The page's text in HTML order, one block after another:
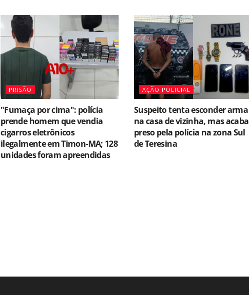
PRISÃO
"Fumaça por cima": polícia
prende homem que vendia
cigarros eletrônicos
ilegalmente em Timon-MA; 128
unidades foram apreendidas
AÇÃO POLICIAL
Suspeito tenta esconder arma
na casa de vizinha, mas acaba
preso pela polícia na zona Sul
de Teresina